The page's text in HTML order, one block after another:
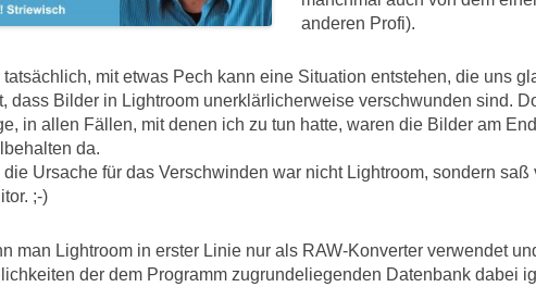
anderen Profi).
tatsächlich, mit etwas Pech kann eine Situation entstehen, die uns
dass Bilder in Lightroom unerklärlicherweise verschwunden sind.
in allen Fällen, mit denen ich zu tun hatte, waren die Bilder am
da.
die Ursache für das Verschwinden war nicht Lightroom, sondern saß
;-)
man Lightroom in erster Linie nur als RAW-Konverter verwendet
der dem Programm zugrundeliegenden Datenbank dabei